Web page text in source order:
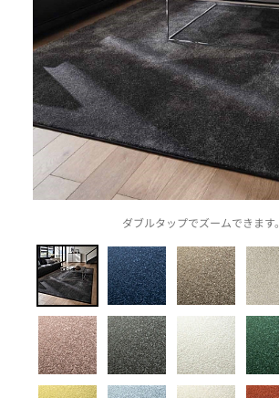
ダブルタップでズームできます。